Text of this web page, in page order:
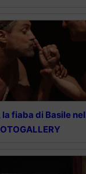
la fiaba di Basile